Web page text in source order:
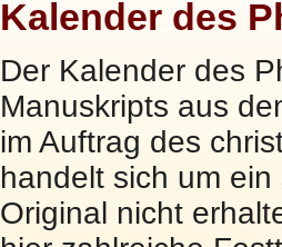
Kalender des
Der Kalender des
Manuskripts aus
im Auftrag des
handelt sich um
Original nicht